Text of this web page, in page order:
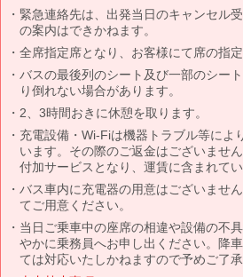
緊急連絡先は、出発当日のキャンセル
の案内はできかねます。
全席指定席となり、お客様にて席の指定
バスの最後列のシート及び一部のシー
り倒れない場合があります。
2、3時間おきに休憩を取ります。
充電設備・Wi-Fiは機器トラブル等によ
います。その際のご返金はございませ
付加サービスとなり、運賃に含まれてい
バス車内に充電器の用意はございませ
てご用意ください。
当日ご乗車中の座席の相違や設備の不
やかに乗務員へお申し出ください。降
ては対応いたしかねますので予めご了承